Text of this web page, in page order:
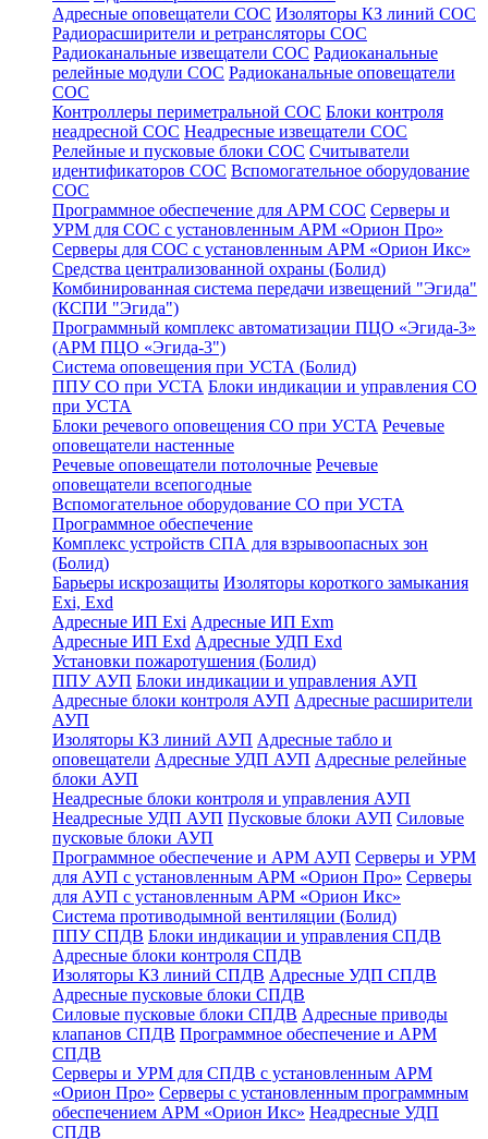
Адресные оповещатели СОС Изоляторы КЗ линий СОС
Радиорасширители и ретрансляторы СОС
Радиоканальные извещатели СОС Радиоканальные
релейные модули СОС Радиоканальные оповещатели
СОС
Контроллеры периметральной СОС Блоки контроля
неадресной СОС Неадресные извещатели СОС
Релейные и пусковые блоки СОС Считыватели
идентификаторов СОС Вспомогательное оборудование
СОС
Программное обеспечение для АРМ СОС Серверы и
УРМ для СОС с установленным АРМ «Орион Про»
Серверы для СОС с установленным АРМ «Орион Икс»
Средства централизованной охраны (Болид)
Комбинированная система передачи извещений "Эгида"
(КСПИ "Эгида")
Программный комплекс автоматизации ПЦО «Эгида-3»
(АРМ ПЦО «Эгида-3")
Система оповещения при УСТА (Болид)
ППУ СО при УСТА Блоки индикации и управления СО
при УСТА
Блоки речевого оповещения СО при УСТА Речевые
оповещатели настенные
Речевые оповещатели потолочные Речевые
оповещатели всепогодные
Вспомогательное оборудование СО при УСТА
Программное обеспечение
Комплекс устройств СПА для взрывоопасных зон
(Болид)
Барьеры искрозащиты Изоляторы короткого замыкания
Exi, Exd
Адресные ИП Exi Адресные ИП Exm
Адресные ИП Exd Адресные УДП Exd
Установки пожаротушения (Болид)
ППУ АУП Блоки индикации и управления АУП
Адресные блоки контроля АУП Адресные расширители
АУП
Изоляторы КЗ линий АУП Адресные табло и
оповещатели Адресные УДП АУП Адресные релейные
блоки АУП
Неадресные блоки контроля и управления АУП
Неадресные УДП АУП Пусковые блоки АУП Силовые
пусковые блоки АУП
Программное обеспечение и АРМ АУП Серверы и УРМ
для АУП с установленным АРМ «Орион Про» Серверы
для АУП с установленным АРМ «Орион Икс»
Система противодымной вентиляции (Болид)
ППУ СПДВ Блоки индикации и управления СПДВ
Адресные блоки контроля СПДВ
Изоляторы КЗ линий СПДВ Адресные УДП СПДВ
Адресные пусковые блоки СПДВ
Силовые пусковые блоки СПДВ Адресные приводы
клапанов СПДВ Программное обеспечение и АРМ
СПДВ
Серверы и УРМ для СПДВ с установленным АРМ
«Орион Про» Серверы с установленным программным
обеспечением АРМ «Орион Икс» Неадресные УДП
СПДВ